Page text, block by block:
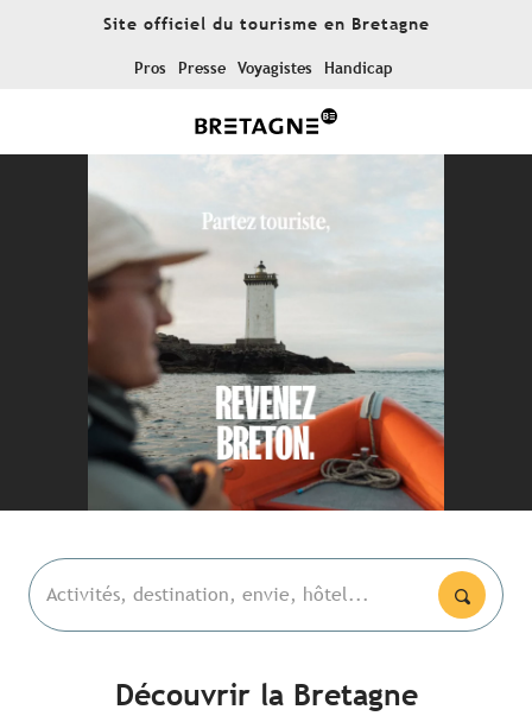
Site officiel du tourisme en Bretagne
Pros Presse Voyagistes Handicap
Activités, destination, envie, hôtel...
Découvrir la Bretagne
Les lieux emblématiques